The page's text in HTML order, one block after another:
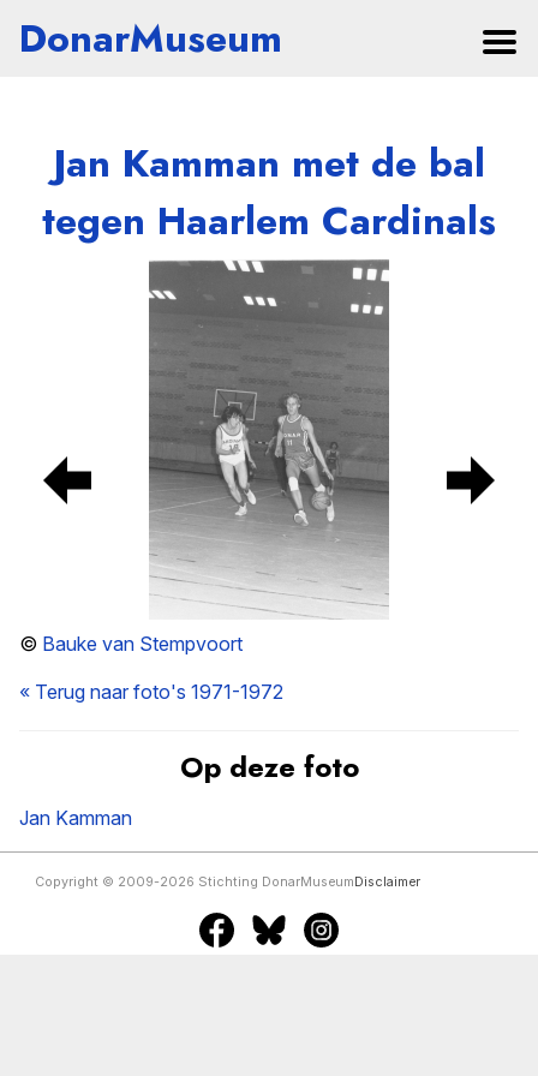
DonarMuseum
Jan Kamman met de bal
tegen Haarlem Cardinals
© Bauke van Stempvoort
« Terug naar foto's 1971-1972
Op deze foto
Jan Kamman
Copyright © 2009-2026 Stichting DonarMuseum Disclaimer